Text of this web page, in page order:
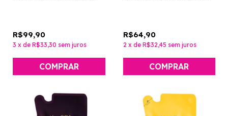
R$99,90
3 x de R$33,30 sem juros
R$64,90
2 x de R$32,45 sem juros